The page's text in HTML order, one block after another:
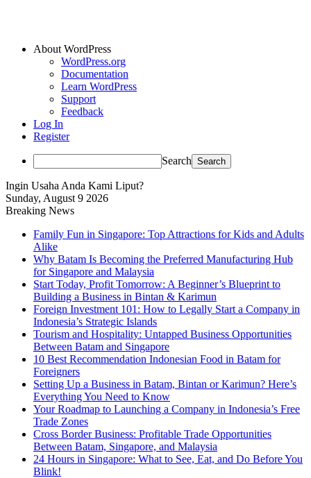
About WordPress
WordPress.org
Documentation
Learn WordPress
Support
Feedback
Log In
Register
Search
Ingin Usaha Anda Kami Liput?
Sunday, August 9 2026
Breaking News
Family Fun in Singapore: Top Attractions for Kids and Adults
Alike
Why Batam Is Becoming the Preferred Manufacturing Hub
for Singapore and Malaysia
Start Today, Profit Tomorrow: A Beginner’s Blueprint to
Building a Business in Bintan & Karimun
Foreign Investment 101: How to Legally Start a Company in
Indonesia’s Strategic Islands
Tourism and Hospitality: Untapped Business Opportunities
Between Batam and Singapore
10 Best Recommendation Indonesian Food in Batam for
Foreigners
Setting Up a Business in Batam, Bintan or Karimun? Here’s
Everything You Need to Know
Your Roadmap to Launching a Company in Indonesia’s Free
Trade Zones
Cross Border Business: Profitable Trade Opportunities
Between Batam, Singapore, and Malaysia
24 Hours in Singapore: What to See, Eat, and Do Before You
Blink!